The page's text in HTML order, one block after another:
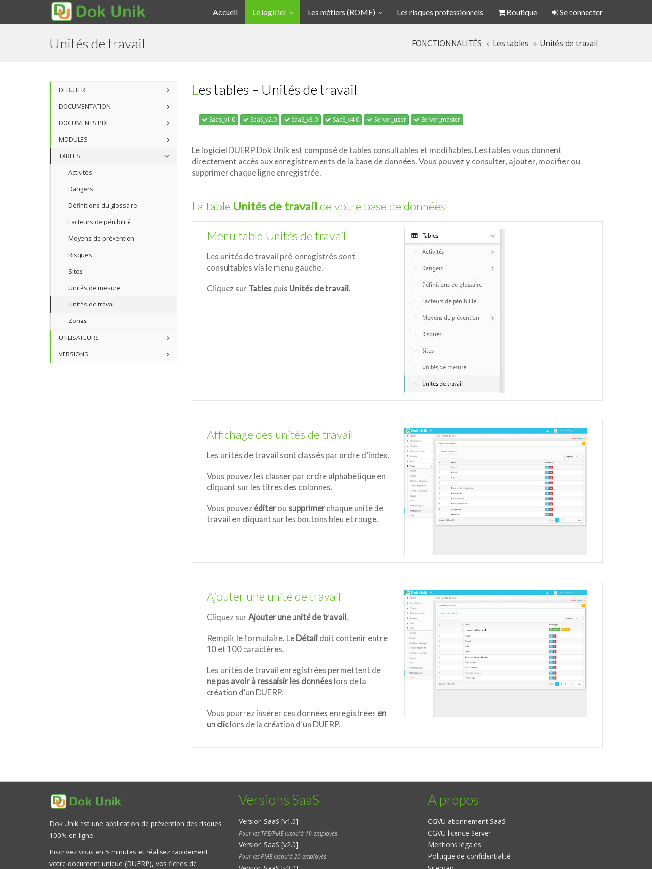
Accueil Le logiciel Les métiers (ROME) Les risques professionnels Boutique Se connecter
Unités de travail FONCTIONNALITÉS Les tables Unités de travail
DEBUTER
DOCUMENTATION
DOCUMENTS PDF
MODULES
TABLES
Activités
Dangers
Définitions du glossaire
Facteurs de pénibilité
Moyens de prévention
Risques
Sites
Unités de mesure
Unités de travail
Zones
UTILISATEURS
VERSIONS
Les tables – Unités de travail
Saas_v1.0 SaaS_v2.0 SaaS_v3.0 SaaS_v4.0 Server_user Server_master
Le logiciel DUERP Dok Unik est composé de tables consultables et modifiables. Les tables vous donnent
directement accès aux enregistrements de la base de données. Vous pouvez y consulter, ajouter, modifier ou
supprimer chaque ligne enregistrée.
La table Unités de travailde votre base de données
Menu table Unités de travail
Les unités de travail pré-enregistrés sont
consultables via le menu gauche.
Cliquez sur Tablespuis Unités de travail.
Affichage des unités de travail
Les unités de travail sont classés par ordre d’index.
Vous pouvez les classer par ordre alphabétique en
cliquant sur les titres des colonnes.
Vous pouvezéditerou supprimerchaque unité de
travail en cliquant sur les boutons bleu et rouge.
Ajouter une unité de travail
Cliquez surAjouter une unité de travail.
Remplir le formulaire. LeDétail doit contenir entre
10 et 100 caractères.
Les unités de travail enregistrées permettent de
ne pas avoir à ressaisir les donnéeslors de la
création d’un DUERP.
Vous pourrez insérer ces données enregistrées en
un cliclors de la création d’un DUERP.
Dok Unik est une application de prévention des risques
100% en ligne.
Inscrivez vous en 5 minutes et réalisez rapidement
votre document unique (DUERP), vos fiches de
Versions SaaS
Version SaaS [v1.0]
Pour les TPE/PME jusqu'à 10 employés
Version SaaS [v2.0]
Pour les PME jusqu'à 20 employés
A propos
CGVU abonnement SaaS
CGVU licence Server
Mentions légales
Politique de confidentialité